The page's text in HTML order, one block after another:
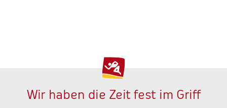
Wir haben die Zeit fest im Griff